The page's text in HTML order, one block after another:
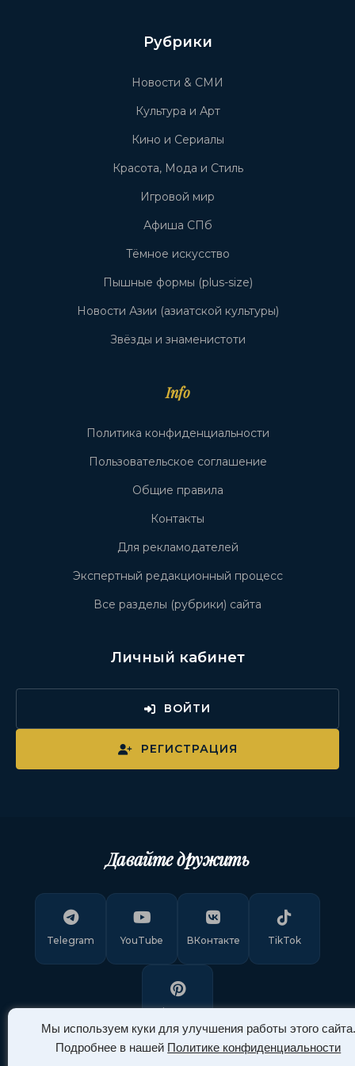
Мы используем куки для улучшения работы этого сайта.
Подробнее в нашей Политике конфиденциальности
Рубрики
Новости & СМИ
Культура и Арт
Кино и Сериалы
Красота, Мода и Стиль
Игровой мир
Афиша СПб
Тёмное искусство
Пышные формы (plus-size)
Новости Азии (азиатской культуры)
Звёзды и знаменистоти
Info
Политика конфиденциальности
Пользовательское соглашение
Общие правила
Контакты
Для рекламодателей
Экспертный редакционный процесс
Все разделы (рубрики) сайта
Личный кабинет
ВОЙТИ
РЕГИСТРАЦИЯ
Давайте дружить
Telegram YouTube ВКонтакте TikTok
Pinterest